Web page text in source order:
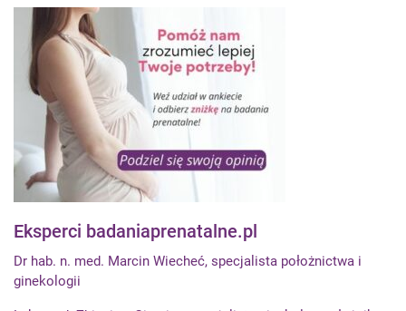
Eksperci badaniaprenatalne.pl
Dr hab. n. med. Marcin Wiecheć, specjalista położnictwa i
ginekologii